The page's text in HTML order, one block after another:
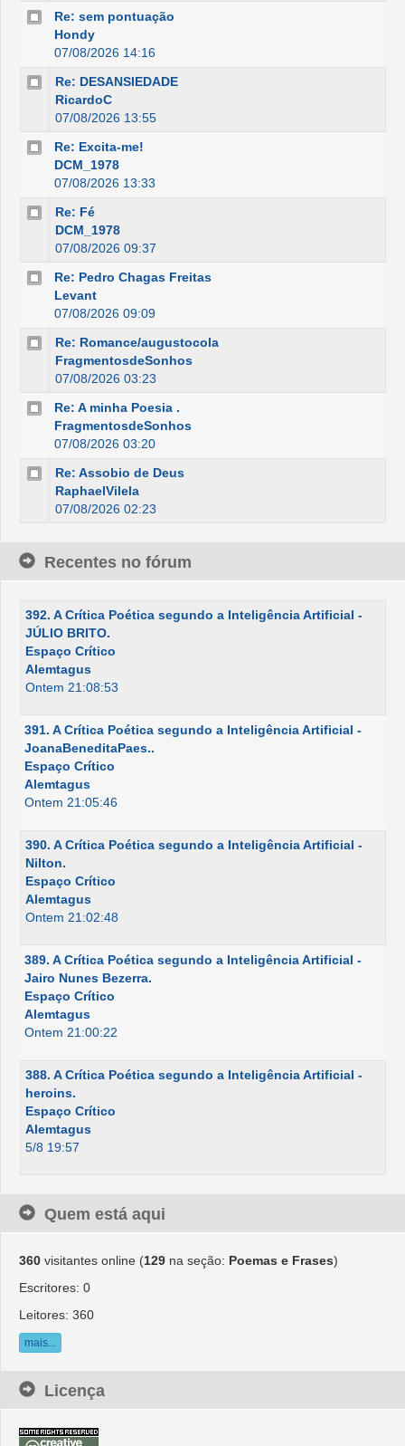
Re: sem pontuação
Hondy
07/08/2026 14:16
Re: DESANSIEDADE
RicardoC
07/08/2026 13:55
Re: Excita-me!
DCM_1978
07/08/2026 13:33
Re: Fé
DCM_1978
07/08/2026 09:37
Re: Pedro Chagas Freitas
Levant
07/08/2026 09:09
Re: Romance/augustocola
FragmentosdeSonhos
07/08/2026 03:23
Re: A minha Poesia .
FragmentosdeSonhos
07/08/2026 03:20
Re: Assobio de Deus
RaphaelVilela
07/08/2026 02:23
Recentes no fórum
392. A Crítica Poética segundo a Inteligência Artificial -
JÚLIO BRITO.
Espaço Crítico
Alemtagus
Ontem 21:08:53
391. A Crítica Poética segundo a Inteligência Artificial -
JoanaBeneditaPaes..
Espaço Crítico
Alemtagus
Ontem 21:05:46
390. A Crítica Poética segundo a Inteligência Artificial -
Nilton.
Espaço Crítico
Alemtagus
Ontem 21:02:48
389. A Crítica Poética segundo a Inteligência Artificial -
Jairo Nunes Bezerra.
Espaço Crítico
Alemtagus
Ontem 21:00:22
388. A Crítica Poética segundo a Inteligência Artificial -
heroins.
Espaço Crítico
Alemtagus
5/8 19:57
Quem está aqui
360 visitantes online (129 na seção: Poemas e Frases)
Escritores: 0
Leitores: 360
mais...
Licença